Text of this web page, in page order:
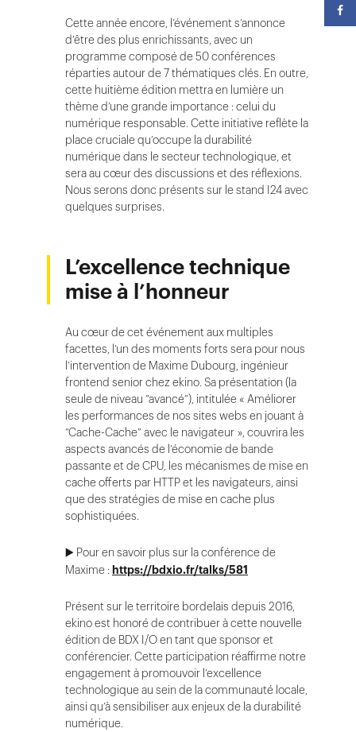
Cette année encore, l’événement s’annonce
d’être des plus enrichissants, avec un
programme composé de 50 conférences
réparties autour de 7 thématiques clés. En outre,
cette huitième édition mettra en lumière un
thème d’une grande importance : celui du
numérique responsable. Cette initiative reflète la
place cruciale qu’occupe la durabilité
numérique dans le secteur technologique, et
sera au cœur des discussions et des réflexions.
Nous serons donc présents sur le stand I24 avec
quelques surprises.
L’excellence technique
mise à l’honneur
Au cœur de cet événement aux multiples
facettes, l’un des moments forts sera pour nous
l’intervention de Maxime Dubourg, ingénieur
frontend senior chez ekino. Sa présentation (la
seule de niveau ”avancé”), intitulée « Améliorer
les performances de nos sites webs en jouant à
“Cache-Cache” avec le navigateur », couvrira les
aspects avancés de l’économie de bande
passante et de CPU, les mécanismes de mise en
cache offerts par HTTP et les navigateurs, ainsi
que des stratégies de mise en cache plus
sophistiquées.
▶️ Pour en savoir plus sur la conférence de
Maxime :https://bdxio.fr/talks/581
Présent sur le territoire bordelais depuis 2016,
ekino est honoré de contribuer à cette nouvelle
édition de BDX I/O en tant que sponsor et
conférencier. Cette participation réaffirme notre
engagement à promouvoir l’excellence
technologique au sein de la communauté locale,
ainsi qu’à sensibiliser aux enjeux de la durabilité
numérique.